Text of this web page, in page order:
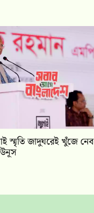
স্মৃতি জাদুঘরেই খুঁজে নেব